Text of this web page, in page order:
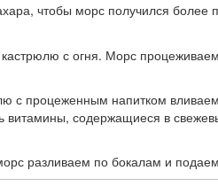
чтобы морс получился более
с огня. Морс
с процеженным напитком
витамины, содержащиеся в
разливаем по бокалам и